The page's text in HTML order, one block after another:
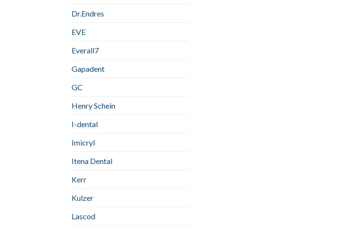
Dr.Endres
EVE
Everall7
Gapadent
GC
Henry Schein
I-dental
Imicryl
Itena Dental
Kerr
Kulzer
Lascod